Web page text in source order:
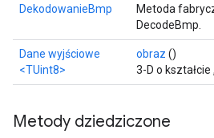
DekodowanieBmp
Metoda
DecodeBmp.
Dane wyjściowe
<TUint8>
obraz ()
3-D o kształcie
Metody dziedziczone